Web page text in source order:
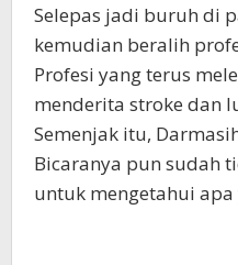
Selepas jadi buruh di
kemudian beralih
Profesi yang terus
menderita stroke dan
Semenjak itu,
Bicaranya pun sudah
untuk mengetahui